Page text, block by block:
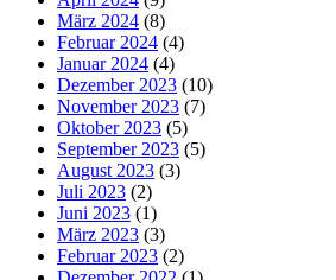
März 2024 (8)
Februar 2024 (4)
Januar 2024 (4)
Dezember 2023 (10)
November 2023 (7)
Oktober 2023 (5)
September 2023 (5)
August 2023 (3)
Juli 2023 (2)
Juni 2023 (1)
März 2023 (3)
Februar 2023 (2)